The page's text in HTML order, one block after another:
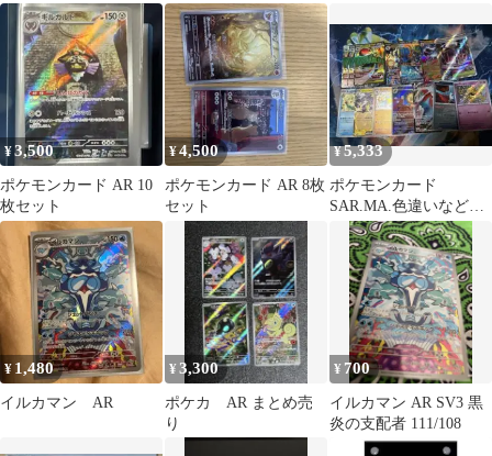
ジャー イルカマン AR
ポケモンカード
ウ ユキハミ
¥3,500
ポケモンカード AR 10
枚セット
¥4,500
ポケモンカード AR 8枚
セット
¥5,333
ポケモンカード
SAR.MA.色違いなどま
とめ売り
¥ 1,480
イルカマン AR
¥3,300
ポケカ AR まとめ売
り
¥ 700
イルカマン AR SV3 黒
炎の支配者 111/108